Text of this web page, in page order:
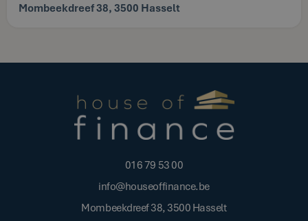
Mombeekdreef 38, 3500 Hasselt
016 79 53 00
info@houseoffinance.be
Mombeekdreef 38, 3500 Hasselt